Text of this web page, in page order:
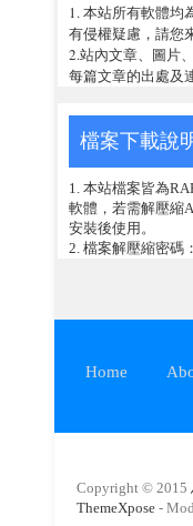
1. 本站所有軟體均
有侵權疑慮，請您
2.站內文章、圖片
每篇文章的出處及
檔案下載說
1. 本站檔案皆為
軟體，若需解壓縮
安裝後使用。
2. 檔案解壓縮密碼
Home
Copyright © 2015
ThemeXpose -